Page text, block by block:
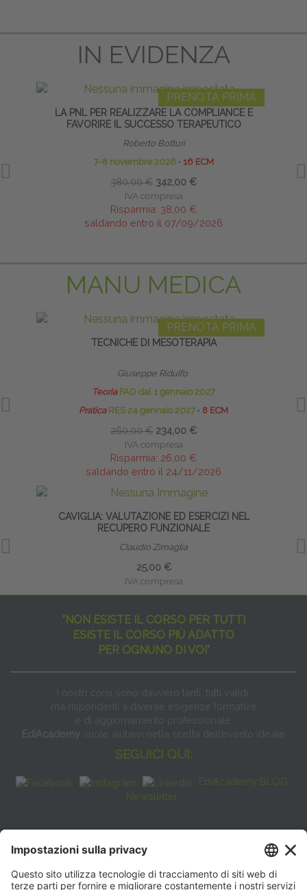
IN EVIDENZA
PRENOTA PRIMA
LA PNL PER REALIZZARE LA COMPLIANCE E
FAVORIRE IL SUCCESSO TERAPEUTICO
Roberto Botturi
7-8 novembre 2026 ∙ 16 ECM
380,00 € 342,00 €
IVA compresa
Risparmia: 38,00 €
saldando entro il 07/09/2026
MANU MEDICA
PRENOTA PRIMA
TECNICHE DI MESOTERAPIA
Giuseppe Ridulfo
Teoria FAD dal 1 gennaio 2027
PraticaRES 24 gennaio 2027 ∙ 8 ECM
260,00 € 234,00 €
IVA compresa
Risparmia: 26,00 €
saldando entro il 24/11/2026
CAVIGLIA: VALUTAZIONE ED ESERCIZI NEL
RECUPERO FUNZIONALE
Claudio Zimaglia
25,00 €
IVA compresa
"NON ESISTE IL CORSO PER TUTTI
ESISTE IL CORSO PIÙ ADATTO
PER OGNUNO DI VOI"
I nostri corsi sono davvero tanti, tutti validi
ma rispondenti a diverse esigenze formative
e di aggiornamento professionale.
EdiAcademy vuole aiutarvi nella scelta dell’evento ideale
SEGUICI QUI:
EdiAcademy BLOG
Newsletter
FAQ
CONTATTI